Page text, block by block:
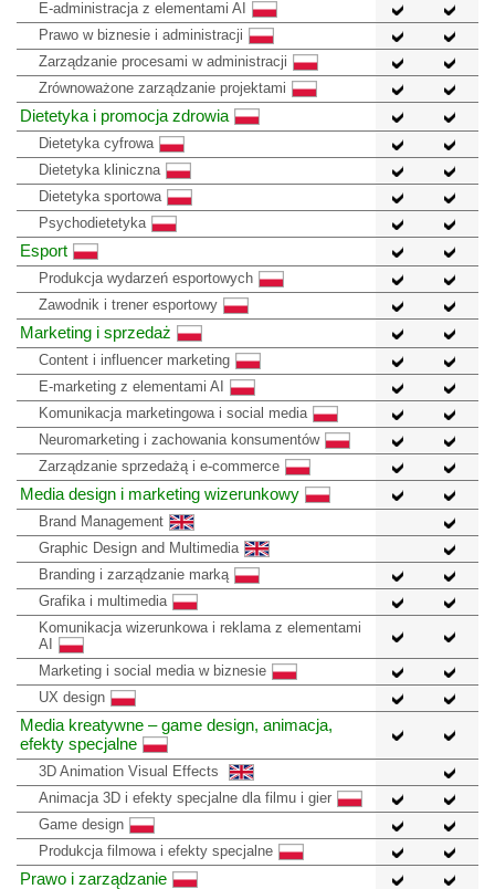
E-administracja z elementami AI
Prawo w biznesie i administracji
Zarządzanie procesami w administracji
Zrównoważone zarządzanie projektami
Dietetyka i promocja zdrowia
Dietetyka cyfrowa
Dietetyka kliniczna
Dietetyka sportowa
Psychodietetyka
Esport
Produkcja wydarzeń esportowych
Zawodnik i trener esportowy
Marketing i sprzedaż
Content i influencer marketing
E-marketing z elementami AI
Komunikacja marketingowa i social media
Neuromarketing i zachowania konsumentów
Zarządzanie sprzedażą i e-commerce
Media design i marketing wizerunkowy
Brand Management
Graphic Design and Multimedia
Branding i zarządzanie marką
Grafika i multimedia
Komunikacja wizerunkowa i reklama z elementami
AI
Marketing i social media w biznesie
UX design
Media kreatywne – game design, animacja,
efekty specjalne
3D Animation Visual Effects
Animacja 3D i efekty specjalne dla filmu i gier
Game design
Produkcja filmowa i efekty specjalne
Prawo i zarządzanie